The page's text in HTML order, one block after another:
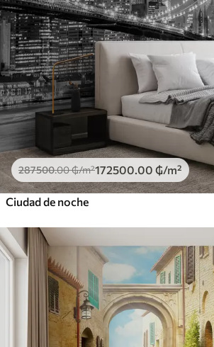
287500.00₲/m²172500.00 ₲/m²
Ciudad de noche